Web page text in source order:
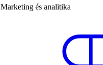
Marketing és analitika